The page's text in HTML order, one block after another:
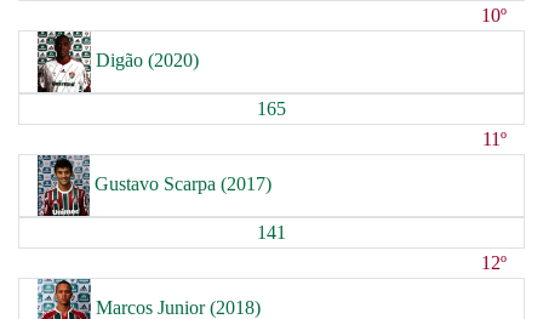
10º
Digão (2020)
165
11º
Gustavo Scarpa (2017)
141
12º
Marcos Junior (2018)